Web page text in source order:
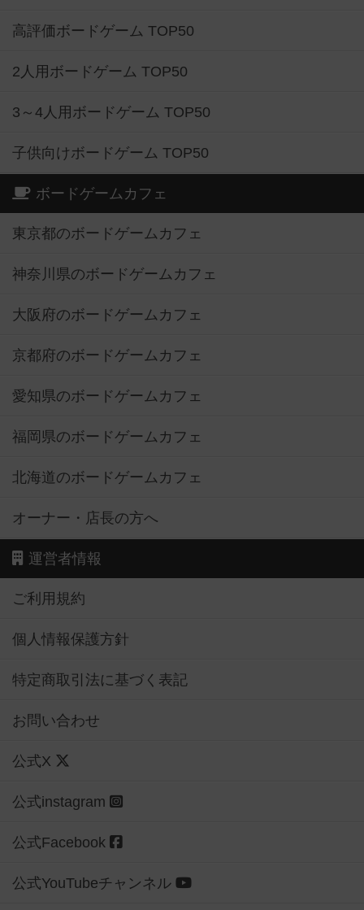
高評価ボードゲーム TOP50
2人用ボードゲーム TOP50
3～4人用ボードゲーム TOP50
子供向けボードゲーム TOP50
ボードゲームカフェ
東京都のボードゲームカフェ
神奈川県のボードゲームカフェ
大阪府のボードゲームカフェ
京都府のボードゲームカフェ
愛知県のボードゲームカフェ
福岡県のボードゲームカフェ
北海道のボードゲームカフェ
オーナー・店長の方へ
運営者情報
ご利用規約
個人情報保護方針
特定商取引法に基づく表記
お問い合わせ
公式X
公式instagram
公式Facebook
公式YouTubeチャンネル